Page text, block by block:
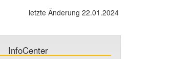
letzte Änderung 22.01.2024
InfoCenter